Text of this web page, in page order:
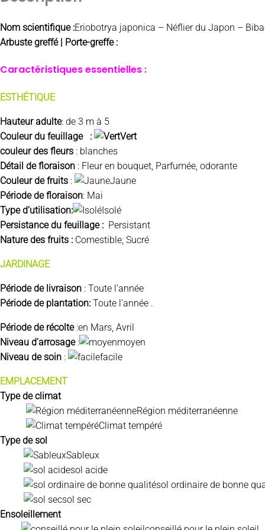
Nom scientifique :Eriobotrya japonica – Néflier du Japon –
Arbuste greffé | Porte-greffe :
Caractéristiques essentielles :
ESTHÉTIQUE
Hauteur adulte: de 3 m à 5
Couleur du feuillage :
Vert
couleur des fleurs : blanches
Détail de floraison : Fleur en bouquet, Parfumée, odorante
Couleur de fruits :
Jaune
Période de floraison: Mai
Type d’utilisation:
Isolé
Persistance du feuillage : Persistant
Nature des fruits : Comestible, Sucré
JARDINAGE
Période de livraison : Toute l’année
Période de plantation: Toute l’année .
Période de récolte:en Mars, Avril
Niveau d’arrosage:
moyen
Niveau de soin : facile
EMPLACEMENT
Type de climat
Région méditerranéenne
Climat tempéré
Type de sol
Sableux
sol acide
sol ordinaire de bonne
sol sec
Ensoleillement